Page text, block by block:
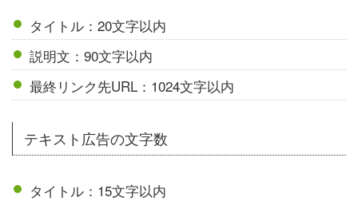
タイトル：20文字以内
説明文：90文字以内
最終リンク先URL：1024文字以内
テキスト広告の文字数
タイトル：15文字以内